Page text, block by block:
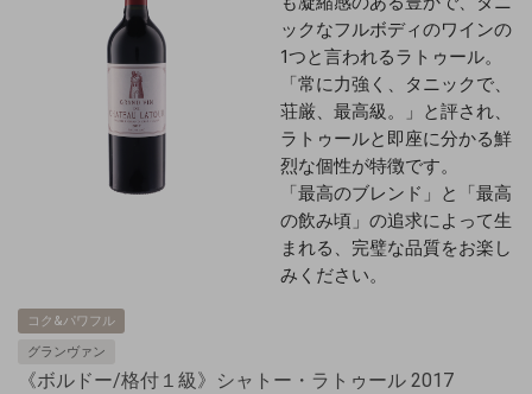
ックなフルボディのワインの
1つと言われるラトゥール。
「常に力強く、タニックで、
荘厳、 最高級。」と評され、
ラトゥールと即座に分かる鮮
烈な個性が特徴です。
「最高のブレンド」と「最高
の飲み頃」の追求によって生
まれる、完璧な品質をお楽し
みください。
コク&パワフル
グランヴァン
《ボルドー/格付１級》シャトー・ラトゥール 2017